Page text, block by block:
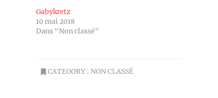
Gabykretz
10 mai 2018
Dans "Non classé"
CATEGORY : NON CLASSÉ